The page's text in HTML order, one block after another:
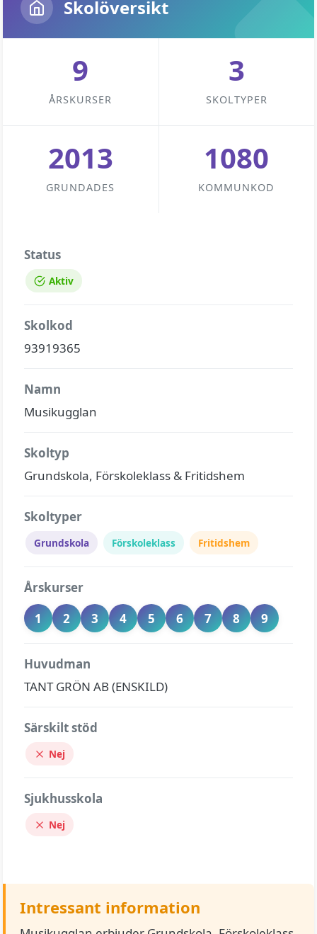
Skolöversikt
9
ÅRSKURSER
3
SKOLTYPER
2013
GRUNDADES
1080
KOMMUNKOD
Status
Aktiv
Skolkod
93919365
Namn
Musikugglan
Skoltyp
Grundskola, Förskoleklass & Fritidshem
Skoltyper
Grundskola Förskoleklass Fritidshem
Årskurser
1
2 3 4 5 6 7 8 9
Huvudman
TANT GRÖN AB (ENSKILD)
Särskilt stöd
Nej
Sjukhusskola
Nej
Intressant information